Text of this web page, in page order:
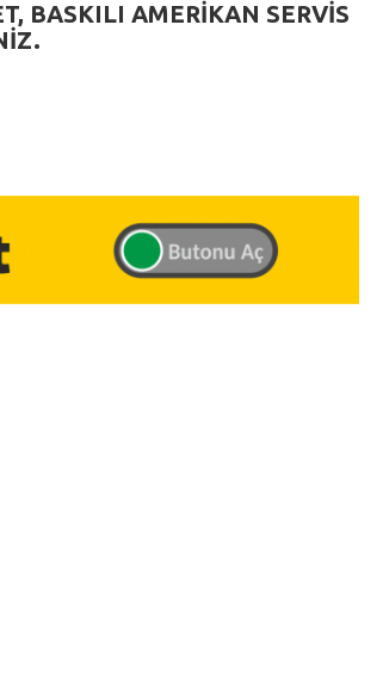
, BASKILI AMERIKAN SERVIS